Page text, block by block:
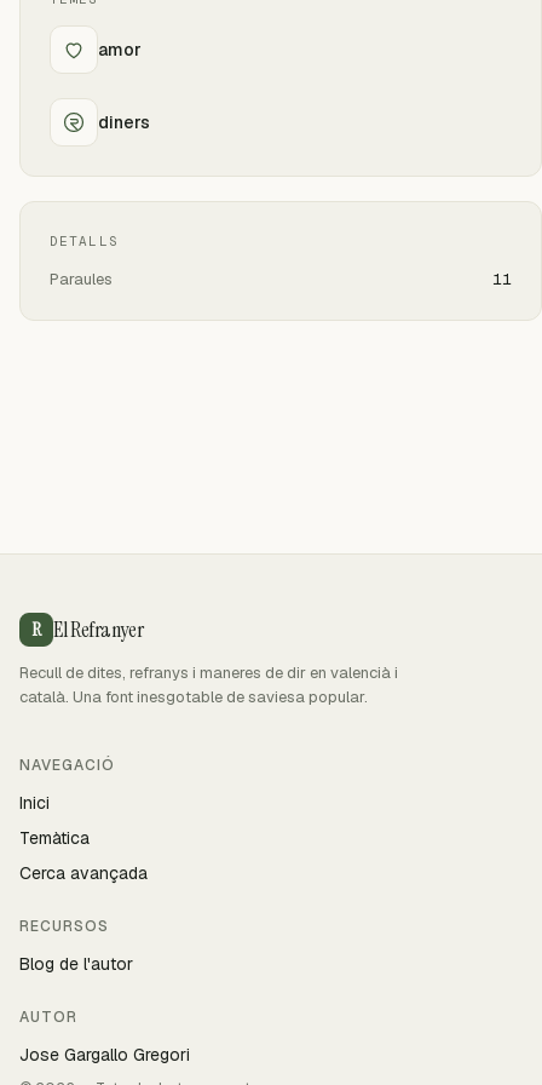
amor
diners
DETALLS
Paraules 11
R El Refranyer
Recull de dites, refranys i maneres de dir en valencià i
català. Una font inesgotable de saviesa popular.
NAVEGACIÓ
Inici
Temàtica
Cerca avançada
RECURSOS
Blog de l'autor
AUTOR
Jose Gargallo Gregori